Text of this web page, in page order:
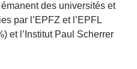
des universités et
par l’EPFZ et l’EPFL
et l’Institut Paul Scherrer